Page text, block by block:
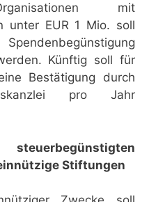
mit
unter EUR 1 Mio. soll
Künftig soll für
Bestätigung durch
pro Jahr
Stiftungen